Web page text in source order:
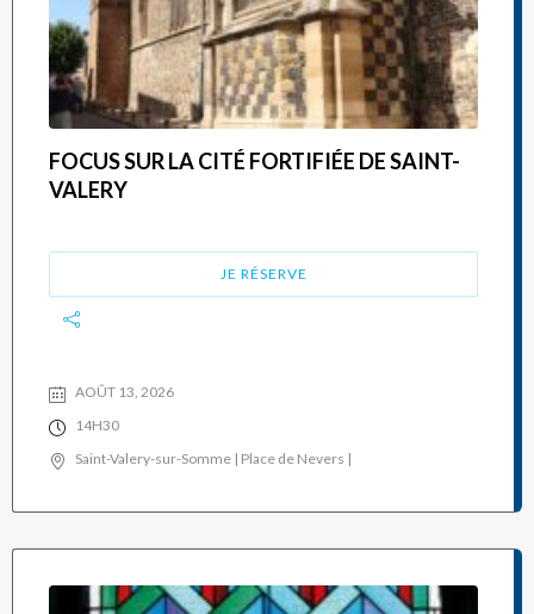
FOCUS SUR LA CITÉ FORTIFIÉE DE SAINT-
VALERY
JE RÉSERVE
AOÛT 13, 2026
14H30
Saint-Valery-sur-Somme | Place de Nevers |